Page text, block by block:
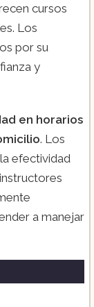
cursos
Los
por su
y
en horarios
. Los
efectividad
a manejar